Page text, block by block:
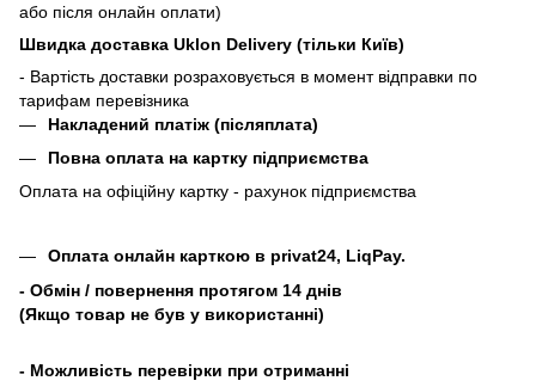
або після онлайн оплати)
Швидка доставка Uklon Delivery (тільки Київ)
- Вартість доставки розраховується в момент відправки по
тарифам перевізника
Накладений платіж (післяплата)
Повна оплата на картку підприємства
Оплата на офіційну картку - рахунок підприємства
Оплата онлайн карткою в privat24, LiqPay.
- Обмін / повернення протягом 14 днів
(Якщо товар не був у використанні)
- Можливість перевірки при отриманні